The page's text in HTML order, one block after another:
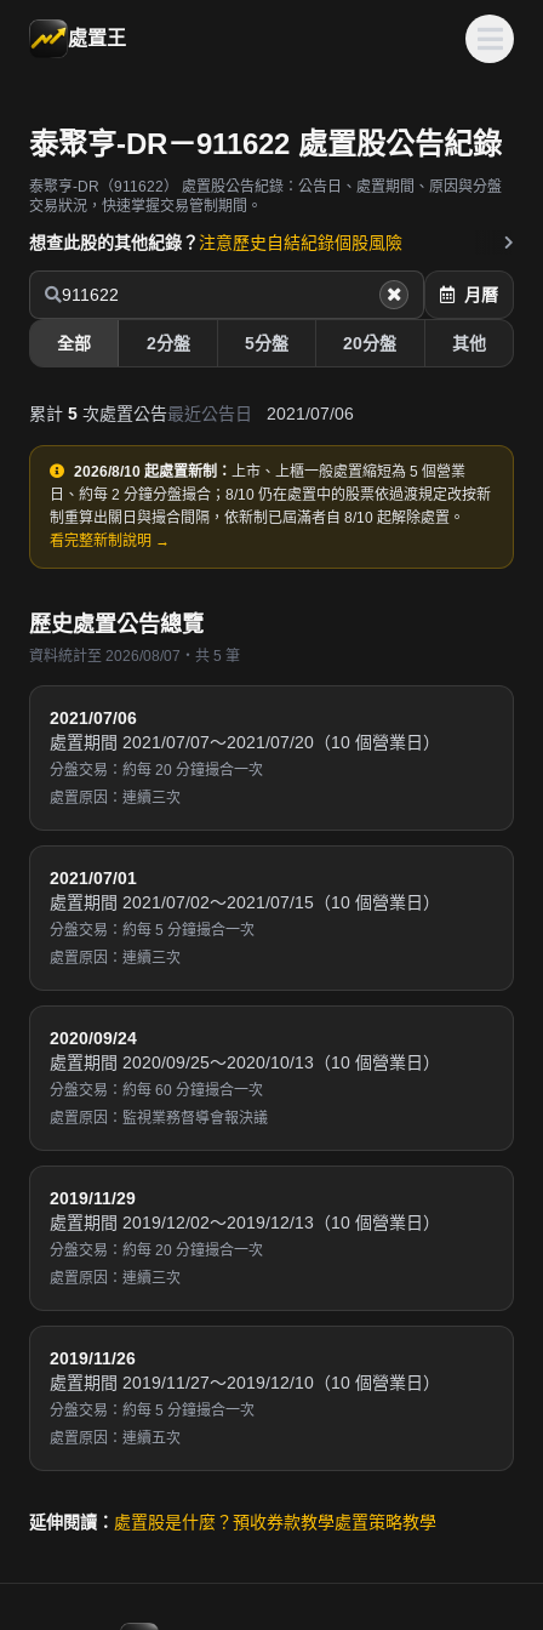
處置王
泰聚亨-DR－911622 處置股公告紀錄
泰聚亨-DR（911622）
處置股公告紀錄：公告日、處置期間、原因與分盤
交易狀況，快速掌握交易管制期間。
想查此股的其他紀錄？ 注意歷史自結紀錄個股風險
911622 月曆
全部 2分盤 5分盤 20分盤 其他
累計 5 次處置公告最近公告日 2021/07/06
2026/8/10 起處置新制： 上市、上櫃一般處置縮短為 5 個營業
日、約每 2 分鐘分盤撮合；8/10 仍在處置中的股票依過渡規定改按新
制重算出關日與撮合間隔，依新制已屆滿者自 8/10 起解除處置。
看完整新制說明 →
歷史處置公告總覽
資料統計至 2026/08/07・共 5 筆
2021/07/06
處置期間 2021/07/07～2021/07/20（10 個營業日）
分盤交易：約每 20 分鐘撮合一次
處置原因：連續三次
2021/07/01
處置期間 2021/07/02～2021/07/15（10 個營業日）
分盤交易：約每 5 分鐘撮合一次
處置原因：連續三次
2020/09/24
處置期間 2020/09/25～2020/10/13（10 個營業日）
分盤交易：約每 60 分鐘撮合一次
處置原因：監視業務督導會報決議
2019/11/29
處置期間 2019/12/02～2019/12/13（10 個營業日）
分盤交易：約每 20 分鐘撮合一次
處置原因：連續三次
2019/11/26
處置期間 2019/11/27～2019/12/10（10 個營業日）
分盤交易：約每 5 分鐘撮合一次
處置原因：連續五次
延伸閱讀： 處置股是什麼？預收券款教學處置策略教學